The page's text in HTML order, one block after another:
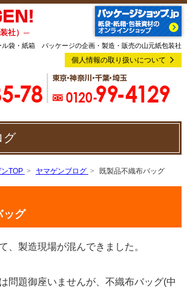
社）─
ル袋・紙箱 パッケージの企画・製造・販売の山元紙包装社
個人情報の取り扱いについて
グ
TOP ヤマゲンブログ 既製品不織布バッグ
ッグ
、製造現場が混んできました。
問題御座いませんが、不織布バッグ(中